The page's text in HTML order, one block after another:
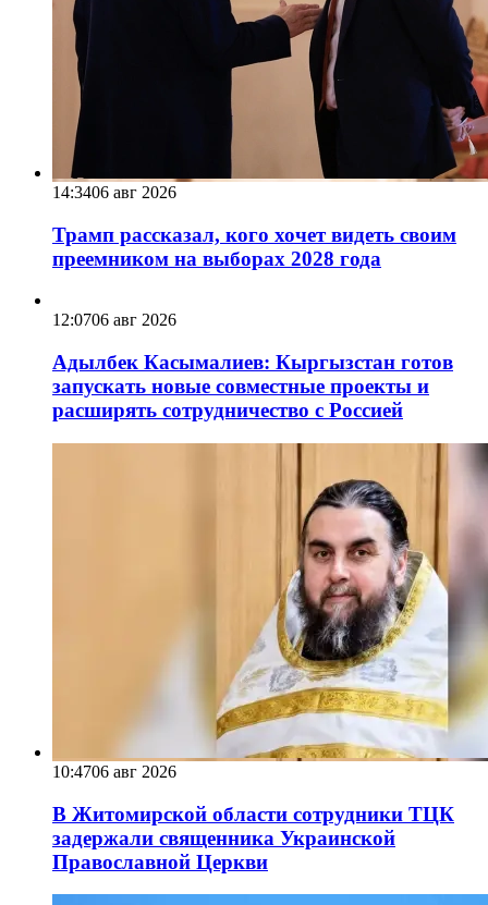
14:3406 авг 2026
Трамп рассказал, кого хочет видеть своим
преемником на выборах 2028 года
12:0706 авг 2026
Адылбек Касымалиев: Кыргызстан готов
запускать новые совместные проекты и
расширять сотрудничество с Россией
10:4706 авг 2026
В Житомирской области сотрудники ТЦК
задержали священника Украинской
Православной Церкви